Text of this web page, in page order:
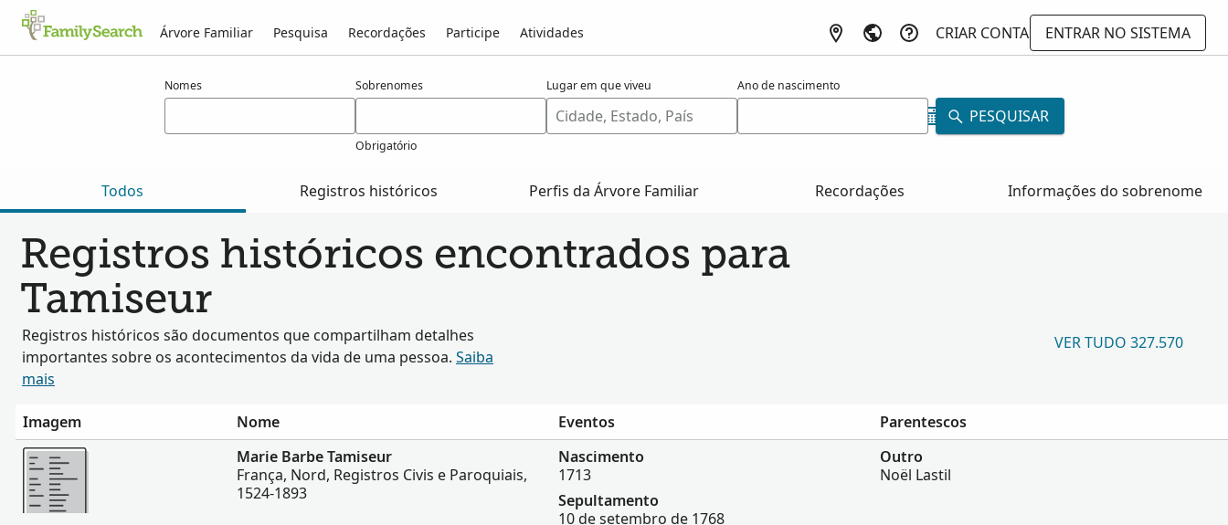
Árvore Familiar Pesquisa Recordações Participe Atividades CRIAR CONTA
ENTRAR NO SISTEMA
Nomes Sobrenomes
Obrigatório
Lugar em que viveu Ano de nascimento
PESQUISAR
Todos Registros históricos Perfis da Árvore Familiar Recordações Informações do sobrenome
Registros históricos encontrados para
Tamiseur
Registros históricos são documentos que compartilham detalhes
importantes sobre os acontecimentos da vida de uma pessoa. Saiba
mais
VER TUDO 327.570
Imagem Nome Eventos
Parentescos
Mais
Marie Barbe Tamiseur
França, Nord, Registros Civis e Paroquiais,
1524-1893
Nascimento
1713
Sepultamento
10 de setembro de 1768
Outro
Noël Lastil